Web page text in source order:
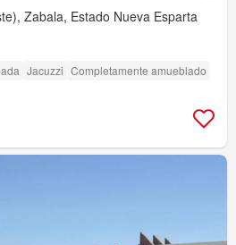
Zabala, Estado Nueva Esparta
Jacuzzi Completamente amueblado